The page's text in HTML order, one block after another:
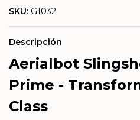
SKU: G1032
Descripción
Aerialbot
Prime -
Class